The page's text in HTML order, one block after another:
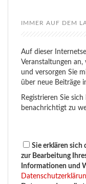
IMMER AUF DEM
Auf dieser
Veranstaltungen
und versorgen Sie
über neue Beiträge
Registrieren Sie sich
benachrichtigt zu
Sie erklären sich
zur Bearbeitung
Informationen und